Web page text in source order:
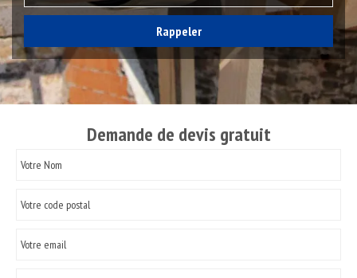
Demande de devis gratuit